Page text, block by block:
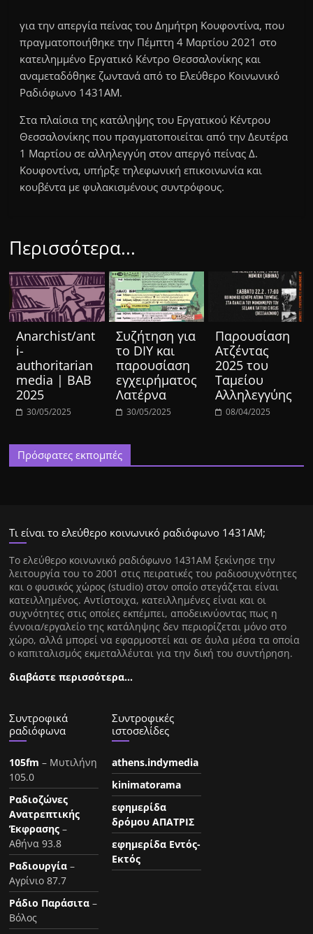
για την απεργία πείνας του Δημήτρη Κουφοντίνα, που
πραγματοποιήθηκε την Πέμπτη 4 Μαρτίου 2021 στο
κατειλημμένο Εργατικό Κέντρο Θεσσαλονίκης και
αναμεταδόθηκε ζωντανά από το Eλεύθερο Κοινωνικό
Ραδιόφωνο 1431AM.
Στα πλαίσια της κατάληψης του Εργατικού Κέντρου
Θεσσαλονίκης που πραγματοποιείται από την Δευτέρα
1 Μαρτίου σε αλληλεγγύη στον απεργό πείνας Δ.
Κουφοντίνα, υπήρξε τηλεφωνική επικοινωνία και
κουβέντα με φυλακισμένους συντρόφους.
Περισσότερα...
Anarchist/ant
i-
authoritarian
media | BAB
2025
30/05/2025
Συζήτηση για
το DIY και
παρουσίαση
εγχειρήματος
Λατέρνα
30/05/2025
Παρουσίαση
Ατζέντας
2025 του
Ταμείου
Αλληλεγγύης
08/04/2025
Πρόσφατες εκπομπές
Τι είναι το ελεύθερο κοινωνικό ραδιόφωνο 1431ΑΜ;
Tο ελεύθερο κοινωνικό ραδιόφωνο 1431AM ξεκίνησε την
λειτουργία του το 2001 στις πειρατικές του ραδιοσυχνότητες
και ο φυσικός χώρος (studio) στον οποίο στεγάζεται είναι
κατειλλημένος. Αντίστοιχα, κατειλλημένες είναι και οι
συχνότητες στις οποίες εκπέμπει, αποδεικνύοντας πως η
έννοια/εργαλείο της κατάληψης δεν περιορίζεται μόνο στο
χώρο, αλλά μπορεί να εφαρμοστεί και σε άυλα μέσα τα οποία
ο καπιταλισμός εκμεταλλέυται για την δική του συντήρηση.
διαβάστε περισσότερα…
Συντροφικά
ραδιόφωνα
105fm – Μυτιλήνη
105.0
Ραδιοζώνες
Ανατρεπτικής
Έκφρασης –
Αθήνα 93.8
Ραδιουργία –
Αγρίνιο 87.7
Ράδιο Παράσιτα –
Βόλος
Συντροφικές
ιστοσελίδες
athens.indymedia
kinimatorama
εφημερίδα
δρόμου ΑΠΑΤΡΙΣ
εφημερίδα Εντός-
Εκτός